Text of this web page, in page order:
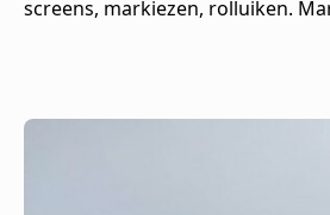
screens, markiezen, rolluiken.